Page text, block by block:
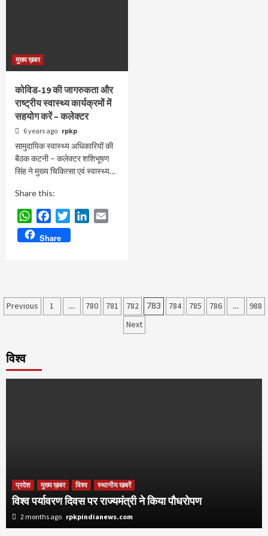
मुख्य ख़बर
कोविड-19 की जागरुकता और
राष्ट्रीय स्वास्थ्य कार्यक्रमों में
सहयोग करें – कलेक्टर
6 years ago rpkp
सामुदायिक स्वास्थ्य अधिकारियों की
बैठक कटनी – कलेक्टर शशिभूषण
सिंह ने मुख्य चिकित्सा एवं स्वास्थ्य…
Share this:
WhatsAppFacebookTwitterLinkedIn
Share
Posts
Previous 1 … 780 781 782 783 784 785 786 …
988
Next
विश्व
प्रदेश मुख्य ख़बर विश्व स्थानीय खबरें
विश्व पर्यावरण दिवस पर राज्यमंत्री ने किया पौधरोपण
2 months ago rpkpindianews.com